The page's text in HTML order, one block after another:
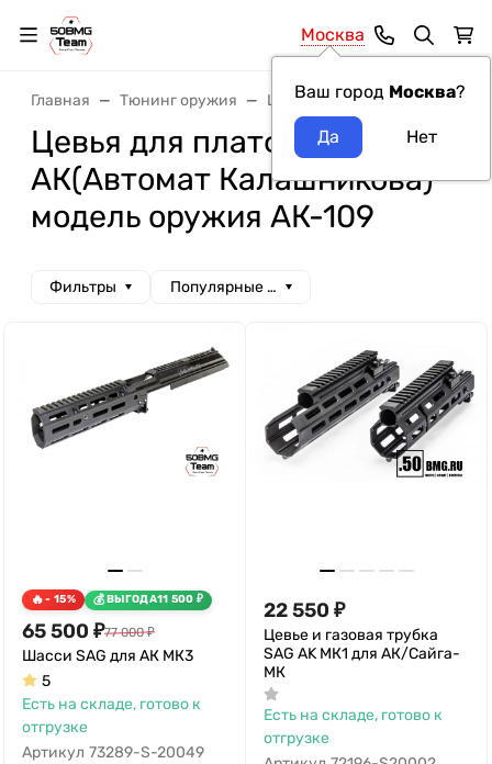
Москва
Ваш город Москва?
Главная Тюнинг оружия Цевья Цевья для
Цевья для платформы
АК(Автомат Калашникова)
модель оружия АК-109
Фильтры Популярные сначала
- 15% ВЫГОДА11 500 ₽
65 500 ₽77 000 ₽
Шасси SAG для АК МК3
5
Есть на складе, готово к
отгрузке
Артикул 73289-S-20049
22 550 ₽
Цевье и газовая трубка
SAG AK МК1 для АК/Сайга-
МК
Есть на складе, готово к
отгрузке